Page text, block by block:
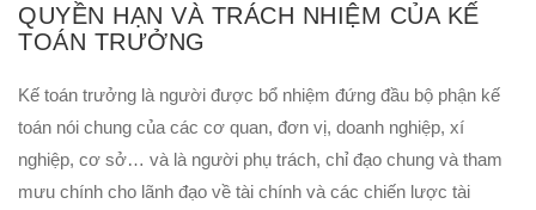
QUYỀN HẠN VÀ TRÁCH NHIỆM CỦA KẾ
TOÁN TRƯỞNG
Kế toán trưởng là người được bổ nhiệm đứng đầu bộ phận kế
toán nói chung của các cơ quan, đơn vị, doanh nghiệp, xí
nghiệp, cơ sở… và là người phụ trách, chỉ đạo chung và tham
mưu chính cho lãnh đạo về tài chính và các chiến lược tài